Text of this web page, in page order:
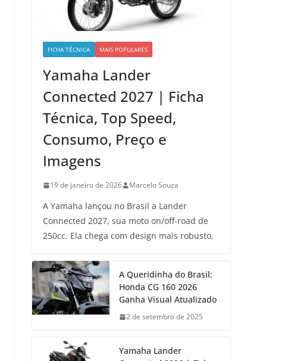
FICHA TÉCNICA MAIS POPULARES
Yamaha Lander
Connected 2027 | Ficha
Técnica, Top Speed,
Consumo, Preço e
Imagens
19 de janeiro de 2026 Marcelo Souza
A Yamaha lançou no Brasil a Lander
Connected 2027, sua moto on/off-road de
250cc. Ela chega com design mais robusto,
A Queridinha do Brasil:
Honda CG 160 2026
Ganha Visual Atualizado
2 de setembro de 2025
Yamaha Lander